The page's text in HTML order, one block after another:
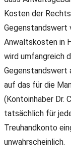
Kosten der
Gegenstandswert
Anwaltskosten in
wird umfangreich
Gegenstandswert
auf das für die
(Kontoinhaber Dr.
tatsächlich für
Treuhandkonto
unwahrscheinlich.